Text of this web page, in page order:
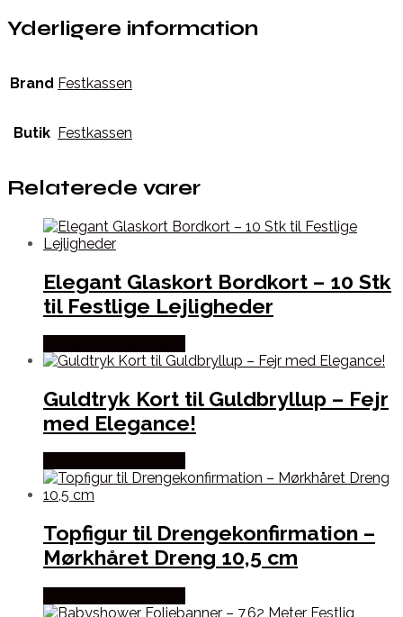
Yderligere information
Brand Festkassen
Butik Festkassen
Relaterede varer
Elegant Glaskort Bordkort – 10 Stk
til Festlige Lejligheder
Guldtryk Kort til Guldbryllup – Fejr
med Elegance!
Topfigur til Drengekonfirmation –
Mørkhåret Dreng 10,5 cm